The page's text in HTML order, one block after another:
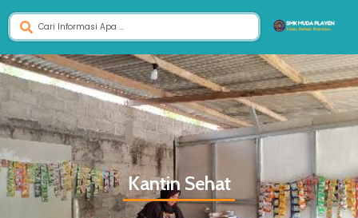
Kantin Sehat